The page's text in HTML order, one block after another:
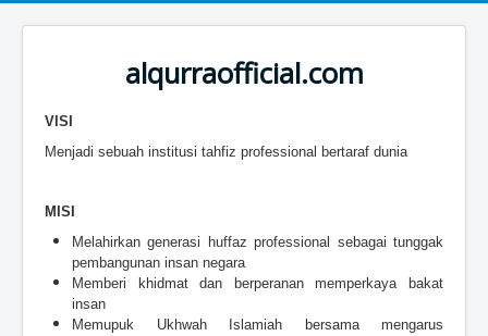
alqurraofficial.com
VISI
Menjadi sebuah institusi tahfiz professional bertaraf dunia
MISI
Melahirkan generasi huffaz professional sebagai tunggak
pembangunan insan negara
Memberi khidmat dan berperanan memperkaya bakat
insan
Memupuk Ukhwah Islamiah bersama mengarus